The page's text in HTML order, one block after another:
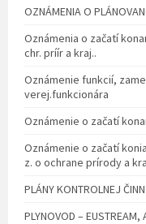
OZNÁMENIA O
Oznámenia o začatí
chr. príír a kraj..
Oznámenie funkcií,
verej.funkcionára
Oznámenie o začatí
Oznámenie o začatí
z. o ochrane prírody a
PLÁNY KONTROLNEJ
PLYNOVOD – EUSTREAM,